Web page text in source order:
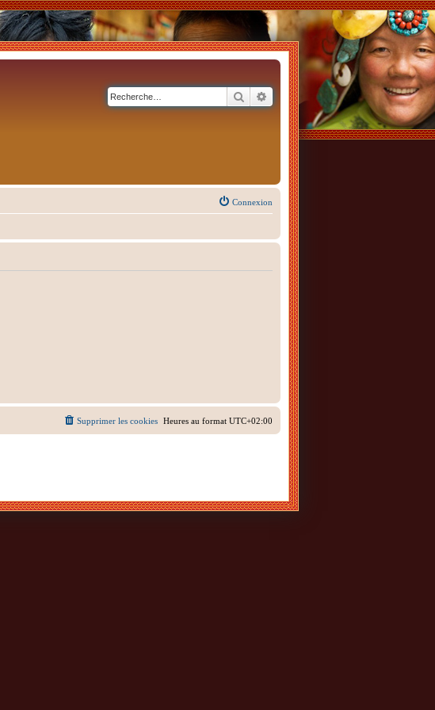
RechercherRecherche avancée
Connexion
Heures au format UTC+02:00
Supprimer les cookies